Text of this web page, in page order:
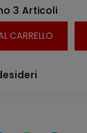
3 Articoli
CARRELLO